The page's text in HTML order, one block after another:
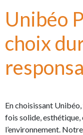
Unibéo
choix
En choisissant
fois solide, esthétique,
l’environnement.